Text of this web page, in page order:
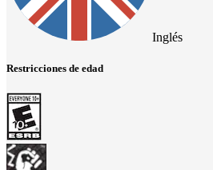
Inglés
Restricciones de edad